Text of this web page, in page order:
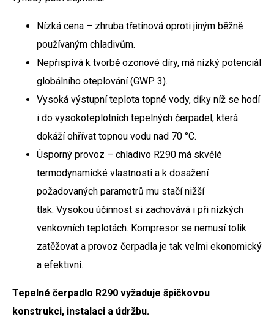
Nízká cena – zhruba třetinová oproti jiným běžně
používaným chladivům.
Nepřispívá k tvorbě ozonové díry, má nízký potenciál
globálního oteplování (GWP 3).
Vysoká výstupní teplota topné vody, díky níž se hodí
i do vysokoteplotních tepelných čerpadel, která
dokáží ohřívat topnou vodu nad 70 °C.
Úsporný provoz – chladivo R290 má skvělé
termodynamické vlastnosti a k dosažení
požadovaných parametrů mu stačí nižší
tlak. Vysokou účinnost si zachovává i při nízkých
venkovních teplotách. Kompresor se nemusí tolik
zatěžovat a provoz čerpadla je tak velmi ekonomický
a efektivní.
Tepelné čerpadlo R290 vyžaduje špičkovou
konstrukci, instalaci a údržbu.